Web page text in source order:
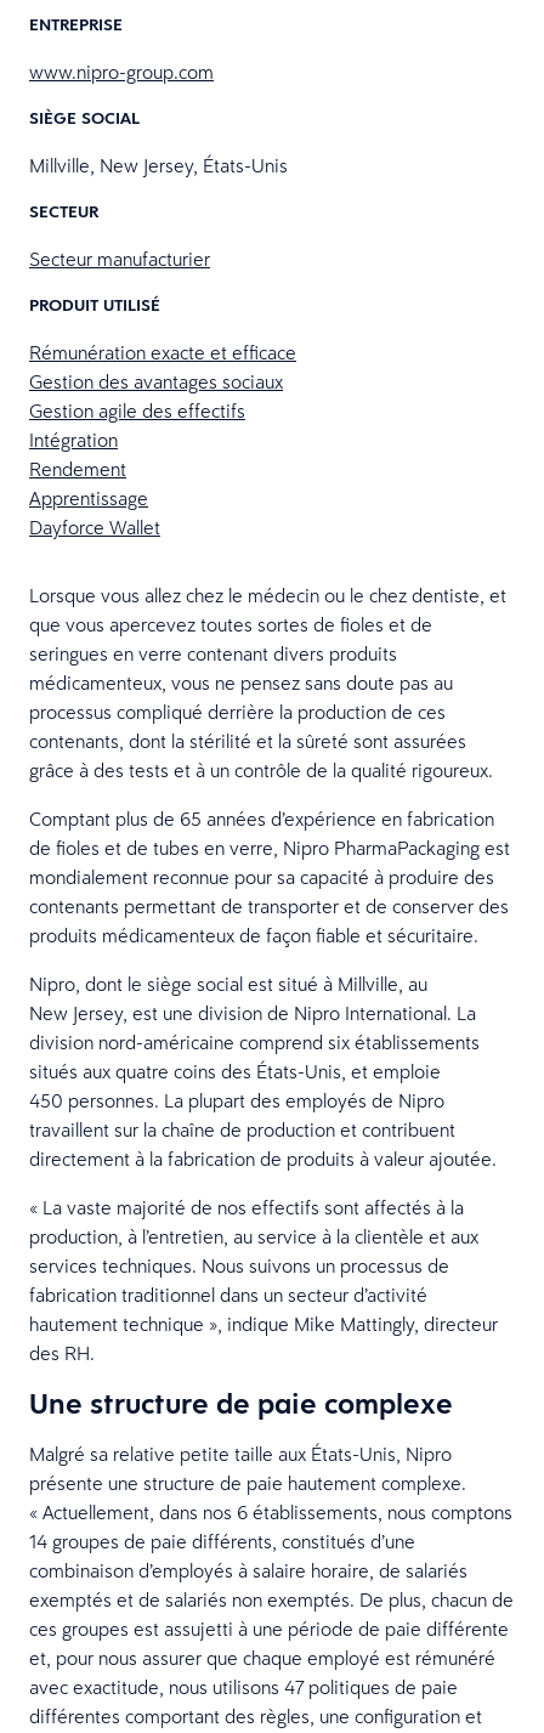
ENTREPRISE
www.nipro-group.com
SIÈGE SOCIAL
Millville, New Jersey, États-Unis
SECTEUR
Secteur manufacturier
PRODUIT UTILISÉ
Rémunération exacte et efficace
Gestion des avantages sociaux
Gestion agile des effectifs
Intégration
Rendement
Apprentissage
Dayforce Wallet
Lorsque vous allez chez le médecin ou le chez dentiste, et
que vous apercevez toutes sortes de fioles et de
seringues en verre contenant divers produits
médicamenteux, vous ne pensez sans doute pas au
processus compliqué derrière la production de ces
contenants, dont la stérilité et la sûreté sont assurées
grâce à des tests et à un contrôle de la qualité rigoureux.
Comptant plus de 65 années d’expérience en fabrication
de fioles et de tubes en verre, Nipro PharmaPackaging est
mondialement reconnue pour sa capacité à produire des
contenants permettant de transporter et de conserver des
produits médicamenteux de façon fiable et sécuritaire.
Nipro, dont le siège social est situé à Millville, au
New Jersey, est une division de Nipro International. La
division nord-américaine comprend six établissements
situés aux quatre coins des États-Unis, et emploie
450 personnes. La plupart des employés de Nipro
travaillent sur la chaîne de production et contribuent
directement à la fabrication de produits à valeur ajoutée.
« La vaste majorité de nos effectifs sont affectés à la
production, à l’entretien, au service à la clientèle et aux
services techniques. Nous suivons un processus de
fabrication traditionnel dans un secteur d’activité
hautement technique », indique Mike Mattingly, directeur
des RH.
Une structure de paie complexe
Malgré sa relative petite taille aux États-Unis, Nipro
présente une structure de paie hautement complexe.
« Actuellement, dans nos 6 établissements, nous comptons
14 groupes de paie différents, constitués d’une
combinaison d’employés à salaire horaire, de salariés
exemptés et de salariés non exemptés. De plus, chacun de
ces groupes est assujetti à une période de paie différente
et, pour nous assurer que chaque employé est rémunéré
avec exactitude, nous utilisons 47 politiques de paie
différentes comportant des règles, une configuration et